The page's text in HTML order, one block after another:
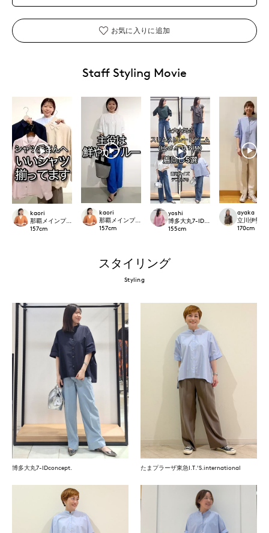
お気に入りに追加
Staff Styling Movie
kaori
那覇メインプレイスI.T.'S.international
157cm
kaori
那覇メインプレイスI.T.'S.international
157cm
yoshi
博多大丸7-IDconcept.
155cm
ayaka
立川伊勢
170cm
スタイリング
Styling
博多大丸7-IDconcept. たまプラーザ東急I.T.'S.international